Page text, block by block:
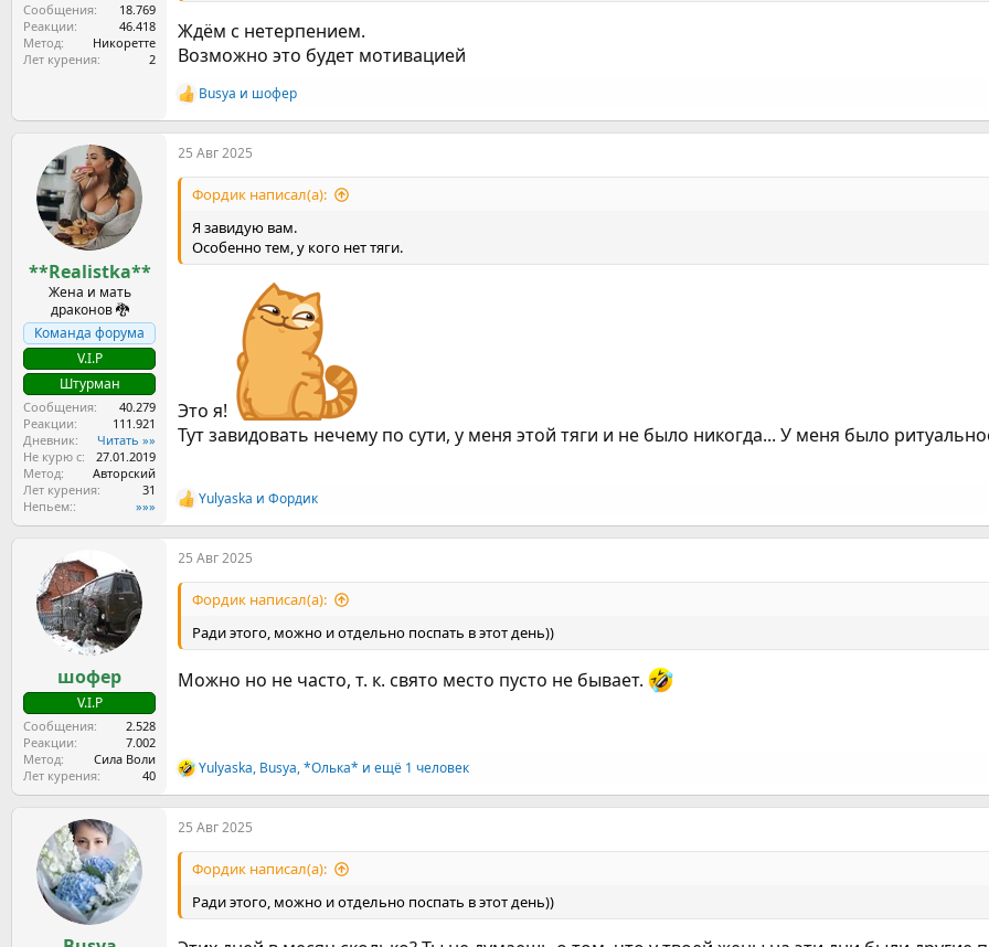
Сообщения
18.769
Реакции
46.418
Метод
Никоретте
Лет курения
2
Ждём с нетерпением.
Возможно это будет мотивацией
Р
е
а
к
Busya и шофер
**Realistka**
Жена и мать
драконов 🐉
Команда форума
V.I.P
Штурман
Сообщения
40.279
Реакции
111.921
Дневник
Читать »»
Не курю с
27.01.2019
Метод
Авторский
Лет курения
31
Непьем:
»»»
25 Авг 2025
Фордик написал(а):
Я завидую вам.
Особенно тем, у кого нет тяги.
Это я!
Тут завидовать нечему по сути, у меня этой тяги и не было никогда... У меня было
Р
е
а
к
Yulyaska и Фордик
шофер
V.I.P
Сообщения
2.528
Реакции
7.002
Метод
Сила Воли
Лет курения
40
25 Авг 2025
Фордик написал(а):
Ради этого, можно и отдельно поспать в этот день))
Можно но не часто, т. к. свято место пусто не бывает.
Р
е
а
к
Yulyaska, Busya,*Олька* и ещё 1 человек
25 Авг 2025
Фордик написал(а):
Ради этого, можно и отдельно поспать в этот день))